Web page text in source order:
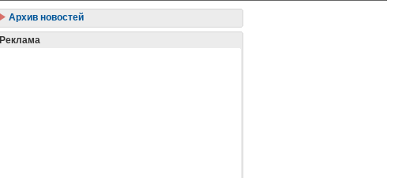
Архив новостей
Реклама